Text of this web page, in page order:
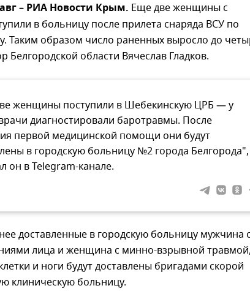
– РИА Новости Крым. Еще две женщины с
в больницу после прилета снаряда ВСУ по
Таким образом число раненных выросло до
Белгородской области Вячеслав Гладков.
женщины поступили в Шебекинскую ЦРБ — у
диагностировали баротравмы. После
первой медицинской помощи они будут
в городскую больницу №2 города
он в Telegram-канале.
доставленные в городскую больницу мужчина
лица и женщина с минно-взрывной
и ноги будут доставлены бригадами скорой
клиническую больницу.